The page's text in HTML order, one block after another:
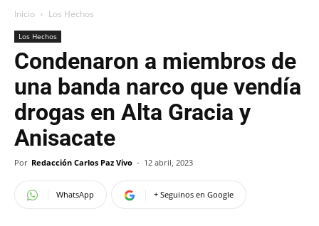
Inicio Los Hechos
Los Hechos
Condenaron a miembros de
una banda narco que vendía
drogas en Alta Gracia y
Anisacate
Por Redacción Carlos Paz Vivo - 12 abril, 2023
WhatsApp + Seguinos en Google